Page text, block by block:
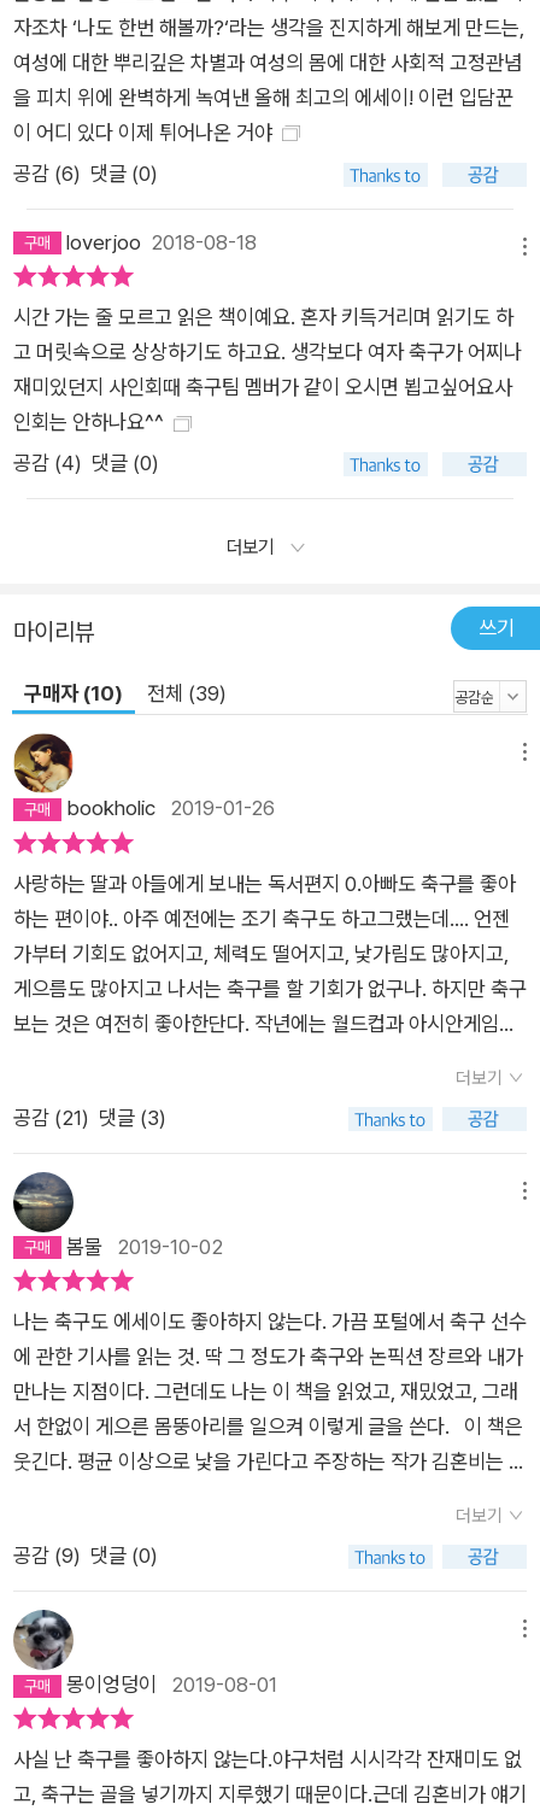
자조차 ‘나도 한번 해볼까?‘라는 생각을 진지하게 해보게 만드는,
여성에 대한 뿌리깊은 차별과 여성의 몸에 대한 사회적 고정관념
을 피치 위에 완벽하게 녹여낸 올해 최고의 에세이! 이런 입담꾼
이 어디 있다 이제 튀어나온 거야
공감 (6) 댓글 (0)
loverjoo 2018-08-18
시간 가는 줄 모르고 읽은 책이예요. 혼자 키득거리며 읽기도 하
고 머릿속으로 상상하기도 하고요. 생각보다 여자 축구가 어찌나
재미있던지 사인회때 축구팀 멤버가 같이 오시면 뵙고싶어요사
인회는 안하나요^^
공감 (4) 댓글 (0)
더보기
마이리뷰 쓰기
구매자 (10) 전체 (39)
bookholic 2019-01-26
사랑하는 딸과 아들에게 보내는 독서편지 0.아빠도 축구를 좋아
하는 편이야.. 아주 예전에는 조기 축구도 하고그랬는데…. 언젠
가부터 기회도 없어지고, 체력도 떨어지고, 낯가림도 많아지고,
게으름도 많아지고 나서는 축구를 할 기회가 없구나. 하지만 축구
보는 것은 여전히 좋아한단다. 작년에는 월드컵과 아시안게임때
그런데 방금 전 아시안컵에 보다가속 터지는지 알았단다. 국가대
표 경기 말고 프로축구도 가끔 보고,유럽축구도 즐겨본단다. 그런
데, 아빠가 보는축구는 늘 남자들이 하는 축구였단다.여자축구를
본 적이 있나 싶어.. 이 책을 읽고 나서 참 미안한 마음이들었단
다. 축구를 좋아한다고 하면서 여자축구 경기를 제대로 한번 관람
한 적도 없으니 말이야. 우리나라에 여자프로축구가 있다는 사실
고 그 여자프로축구는 입장료도 없다고 하더구나. 그런데도 관객
은 거의 없다고 하고… 이 책을 통해 많은 사람들이여자축구의 관
심이 늘었으면 하네.…축구를 좋아하지만 축구에 관한 책은 읽어
본 적이 없는 것 같아. 그런데제목에 떡 하니 “여자 축구”라고 써
있는 책을 왜 읽었냐고? 이 책은 먼저 읽은 이들의 극찬이 이어진
책이란다. 아빠도 축구도좋아하니까 읽어보고 싶어서 기억하고
있다가 이번에 읽게 된 것이란다. 김혼비라는 필명을 가진 분이
이 아마추어 여자축구단에 가입해서 일어났던 에피소드들을 모
아 놓은 글이란다. 글솜씨가 예사롭지 않단다. 말을 재미있게 쓰
는 사람은 꽤 있지만, 글을 재미있게 쓰는 사람은 많지 않거든. 지
은이의 첫 번째 책이라는것이 믿기지 않을 정도로 재미있게 썼단
다. 에세이를 읽으면서 이렇게 킥킥 웃으면서 읽은 책이 있나 싶
었단다. 비유 또한 놀랍더구나. 폴란드 학생을 소환하고 실존주의
더보기
공감 (21) 댓글 (3)
봄물 2019-10-02
나는 축구도 에세이도 좋아하지 않는다. 가끔 포털에서 축구 선수
에 관한 기사를 읽는 것. 딱 그 정도가 축구와 논픽션 장르와 내가
만나는 지점이다. 그런데도 나는 이 책을 읽었고, 재밌었고, 그래
서 한없이 게으른 몸뚱아리를 일으켜 이렇게 글을 쓴다. 이 책은
웃긴다. 평균 이상으로 낯을 가린다고 주장하는 작가 김혼비는 축
와 축구 양말을 쥐고 갈등하던 시간은 짧았고, 이야기는 유쾌하게
흘러간다. 예사롭지 않은 축구 감독님이었다. 선수들의 위치 선정
에 관한 젓가락질 비유를 읽으면서부터 키득거리기 시작했다. 시
합을 앞두고 ‘수비와 공격을 잘하라’는 감독님의 작전 지시에 소
리 내어 웃지 않을 수 없었다. 함께 연습 경기를 하는 ‘아버지’들
의 치사한 시비와 수많은 유교 소녀들을 질겁하게 할 언니들의 걸
재미있게 웃으며 읽었다. 순전히 추천해준 사람의 안목에 대한
더보기
공감 (9) 댓글 (0)
몽이엉덩이 2019-08-01
사실 난 축구를 좋아하지 않는다.야구처럼 시시각각 잔재미도 없
고, 축구는 골을 넣기까지 지루했기 때문이다.근데 김혼비가 얘기